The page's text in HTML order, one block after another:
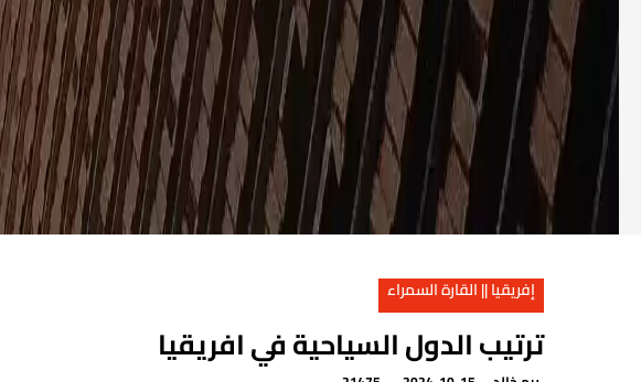
إفريقيا || القارة السمراء
ترتيب الدول السياحية في افريقيا